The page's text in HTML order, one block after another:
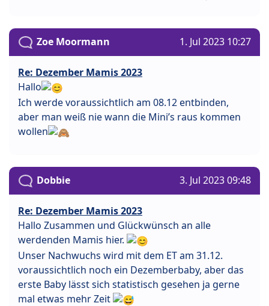
Zoe Moormann 1. Jul 2023 10:27
Re: Dezember Mamis 2023
Hallo
Ich werde voraussichtlich am 08.12 entbinden,
aber man weiß nie wann die Mini’s raus kommen
wollen
Dobbie 3. Jul 2023 09:48
Re: Dezember Mamis 2023
Hallo Zusammen und Glückwünsch an alle
werdenden Mamis hier.
Unser Nachwuchs wird mit dem ET am 31.12.
voraussichtlich noch ein Dezemberbaby, aber das
erste Baby lässt sich statistisch gesehen ja gerne
mal etwas mehr Zeit